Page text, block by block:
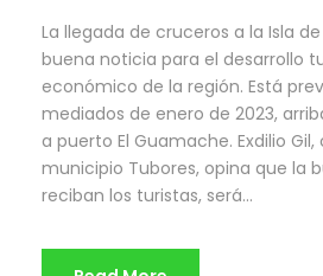
La llegada de cruceros a la Isla
buena noticia para el desarrollo
económico de la región. Está
mediados de enero de 2023,
a puerto El Guamache. Exdilio
municipio Tubores, opina que la
reciban los turistas, será...